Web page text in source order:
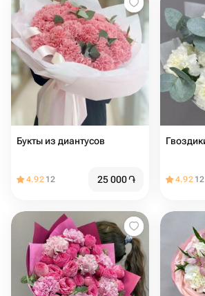
Букты из диантусов
4.92 12 25 000֏ 4.92 12